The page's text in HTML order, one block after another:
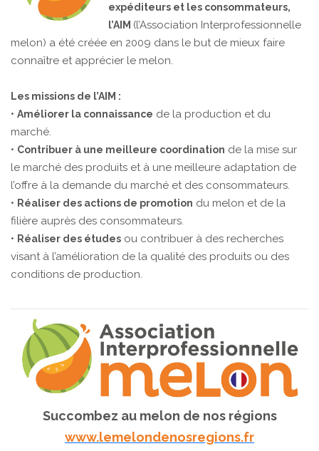
expéditeurs et les consommateurs,
l’AIM (l’Association Interprofessionnelle
melon) a été créée en 2009 dans le but de mieux faire
connaître et apprécier le melon.
Les missions de l’AIM :
• Améliorer la connaissance de la production et du
marché.
• Contribuer à une meilleure coordination de la mise sur
le marché des produits et à une meilleure adaptation de
l’offre à la demande du marché et des consommateurs.
• Réaliser des actions de promotion du melon et de la
filière auprès des consommateurs.
• Réaliser des études ou contribuer à des recherches
visant à l’amélioration de la qualité des produits ou des
conditions de production.
Succombez au melon de nos régions
www.lemelondenosregions.fr